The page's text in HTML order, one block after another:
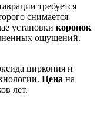
требуется
снимается
установки коронок
ощущений.
циркония и
Цена на
лет.